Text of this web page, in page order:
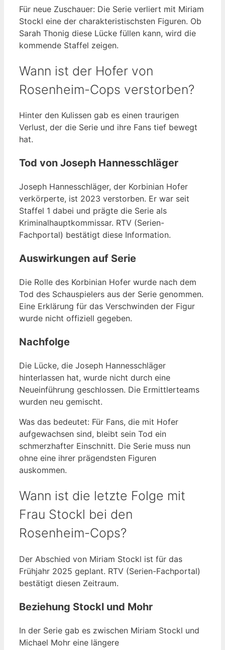
Für neue Zuschauer: Die Serie verliert mit Miriam
Stockl eine der charakteristischsten Figuren. Ob
Sarah Thonig diese Lücke füllen kann, wird die
kommende Staffel zeigen.
Wann ist der Hofer von
Rosenheim-Cops verstorben?
Hinter den Kulissen gab es einen traurigen
Verlust, der die Serie und ihre Fans tief bewegt
hat.
Tod von Joseph Hannesschläger
Joseph Hannesschläger, der Korbinian Hofer
verkörperte, ist 2023 verstorben. Er war seit
Staffel 1 dabei und prägte die Serie als
Kriminalhauptkommissar. RTV (Serien-
Fachportal) bestätigt diese Information.
Auswirkungen auf Serie
Die Rolle des Korbinian Hofer wurde nach dem
Tod des Schauspielers aus der Serie genommen.
Eine Erklärung für das Verschwinden der Figur
wurde nicht offiziell gegeben.
Nachfolge
Die Lücke, die Joseph Hannesschläger
hinterlassen hat, wurde nicht durch eine
Neueinführung geschlossen. Die Ermittlerteams
wurden neu gemischt.
Was das bedeutet: Für Fans, die mit Hofer
aufgewachsen sind, bleibt sein Tod ein
schmerzhafter Einschnitt. Die Serie muss nun
ohne eine ihrer prägendsten Figuren
auskommen.
Wann ist die letzte Folge mit
Frau Stockl bei den
Rosenheim-Cops?
Der Abschied von Miriam Stockl ist für das
Frühjahr 2025 geplant. RTV (Serien-Fachportal)
bestätigt diesen Zeitraum.
Beziehung Stockl und Mohr
In der Serie gab es zwischen Miriam Stockl und
Michael Mohr eine längere